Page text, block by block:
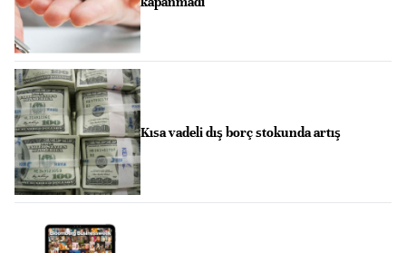
Kısa vadeli dış borç stokunda artış